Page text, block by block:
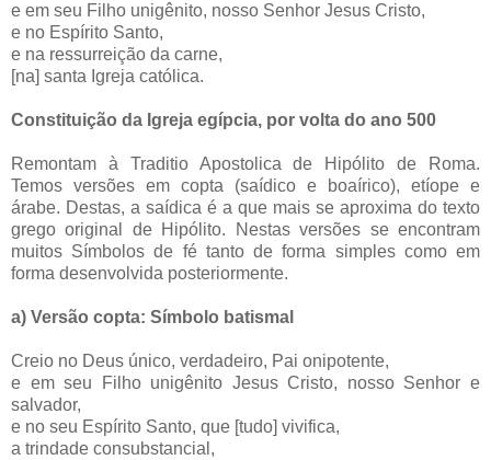
e em seu Filho unigênito, nosso Senhor Jesus Cristo,
e no Espírito Santo,
e na ressurreição da carne,
[na] santa Igreja católica.
Constituição da Igreja egípcia, por volta do ano 500
Remontam à Traditio Apostolica de Hipólito de Roma.
Temos versões em copta (saídico e boaírico), etíope e
árabe. Destas, a saídica é a que mais se aproxima do texto
grego original de Hipólito. Nestas versões se encontram
muitos Símbolos de fé tanto de forma simples como em
forma desenvolvida posteriormente.
a) Versão copta: Símbolo batismal
Creio no Deus único, verdadeiro, Pai onipotente,
e em seu Filho unigênito Jesus Cristo, nosso Senhor e
salvador,
e no seu Espírito Santo, que [tudo] vivifica,
a trindade consubstancial,